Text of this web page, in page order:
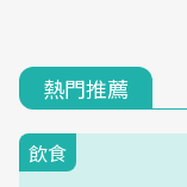
熱門推薦
飲食